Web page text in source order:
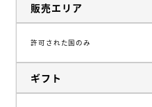
販売エリア
許可された国のみ
ギフト